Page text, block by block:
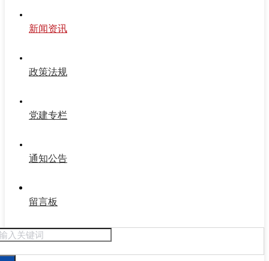
新闻资讯
政策法规
党建专栏
通知公告
留言板